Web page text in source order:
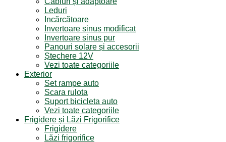
Leduri
Incărcătoare
Invertoare sinus modificat
Invertoare sinus pur
Panouri solare și accesorii
Ștechere 12V
Vezi toate categoriile
Exterior
Set rampe auto
Scara rulota
Suport bicicleta auto
Vezi toate categoriile
Frigidere și Lăzi Frigorifice
Frigidere
Lăzi frigorifice